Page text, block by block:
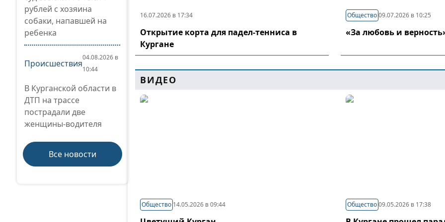
рублей с хозяина
собаки, напавшей на
ребенка
Происшествия
04.08.2026 в
10:44
В Курганской области в
ДТП на трассе
пострадали две
женщины-водителя
Все новости
16.07.2026 в 17:34
Открытие корта для падел-тенниса в
Кургане
Общество 09.07.2026 в 10:25
«За любовь и
ВИДЕО
Общество 14.05.2026 в 09:44 Общество 09.05.2026 в 17:38